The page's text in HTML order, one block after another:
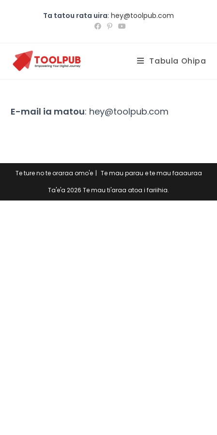
Ta tatou rata uira: hey@toolpub.com
Tabula Ohipa
E-mail ia matou: hey@toolpub.com
Te ture no te oraraa omo'e Te mau parau e te mau faaauraa
Ta'e'a 2026 Te mau ti'araa atoa i fariihia.